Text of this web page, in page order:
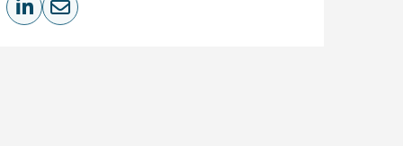
Deel op LinkedIn
Deel via e-mail